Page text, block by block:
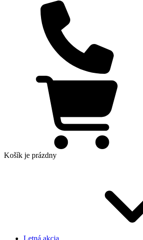
Košík je prázdny
Letná akcia